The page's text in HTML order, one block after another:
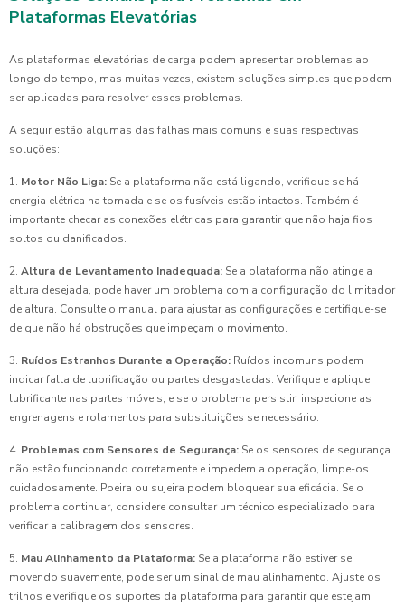
Plataformas Elevatórias
As plataformas elevatórias de carga podem apresentar problemas ao
longo do tempo, mas muitas vezes, existem soluções simples que podem
ser aplicadas para resolver esses problemas.
A seguir estão algumas das falhas mais comuns e suas respectivas
soluções:
1. Motor Não Liga: Se a plataforma não está ligando, verifique se há
energia elétrica na tomada e se os fusíveis estão intactos. Também é
importante checar as conexões elétricas para garantir que não haja fios
soltos ou danificados.
2. Altura de Levantamento Inadequada: Se a plataforma não atinge a
altura desejada, pode haver um problema com a configuração do limitador
de altura. Consulte o manual para ajustar as configurações e certifique-se
de que não há obstruções que impeçam o movimento.
3. Ruídos Estranhos Durante a Operação: Ruídos incomuns podem
indicar falta de lubrificação ou partes desgastadas. Verifique e aplique
lubrificante nas partes móveis, e se o problema persistir, inspecione as
engrenagens e rolamentos para substituições se necessário.
4. Problemas com Sensores de Segurança: Se os sensores de segurança
não estão funcionando corretamente e impedem a operação, limpe-os
cuidadosamente. Poeira ou sujeira podem bloquear sua eficácia. Se o
problema continuar, considere consultar um técnico especializado para
verificar a calibragem dos sensores.
5. Mau Alinhamento da Plataforma: Se a plataforma não estiver se
movendo suavemente, pode ser um sinal de mau alinhamento. Ajuste os
trilhos e verifique os suportes da plataforma para garantir que estejam